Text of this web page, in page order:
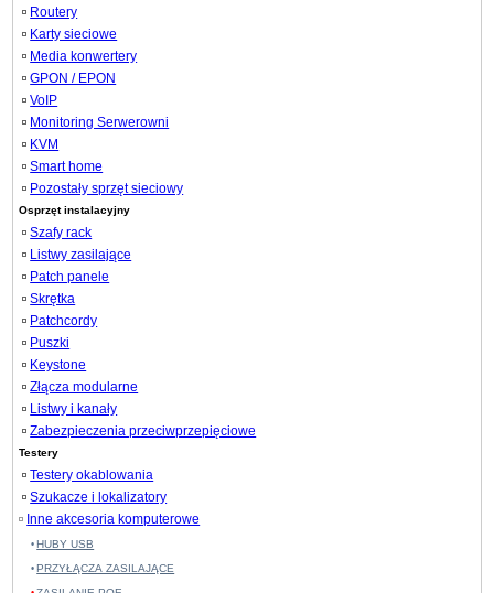
Routery
Karty sieciowe
Media konwertery
GPON / EPON
VoIP
Monitoring Serwerowni
KVM
Smart home
Pozostały sprzęt sieciowy
Osprzęt instalacyjny
Szafy rack
Listwy zasilające
Patch panele
Skrętka
Patchcordy
Puszki
Keystone
Złącza modularne
Listwy i kanały
Zabezpieczenia przeciwprzepięciowe
Testery
Testery okablowania
Szukacze i lokalizatory
Inne akcesoria komputerowe
HUBY USB
PRZYŁĄCZA ZASILAJĄCE